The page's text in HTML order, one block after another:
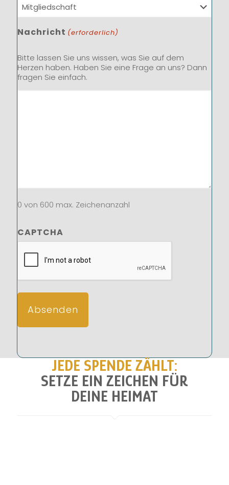
Nachricht (erforderlich)
Bitte lassen Sie uns wissen, was Sie auf dem
Herzen haben. Haben Sie eine Frage an uns? Dann
fragen Sie einfach.
0 von 600 max. Zeichenanzahl
CAPTCHA
JEDE SPENDE ZÄHLT:
SETZE EIN ZEICHEN FÜR
DEINE HEIMAT